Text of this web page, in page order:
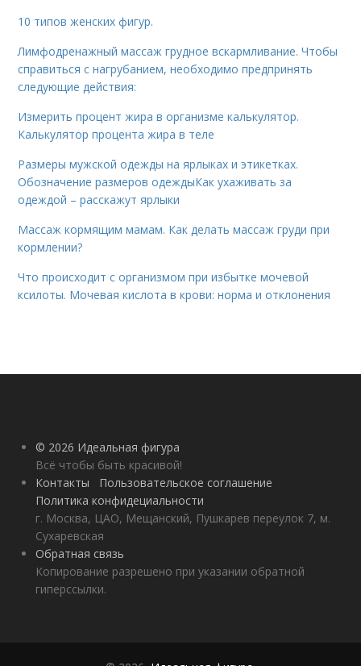
10 типов женских фигур.
Лимфодренажный массаж грудное вскармливание. Чтобы
справиться с нагрубанием, необходимо предпринять
следующие действия:
Измерить процент жира в организме калькулятор.
Калькулятор процента жира в теле
Размеры мужской одежды на ярлыках и этикетках.
Обозначение размеров одеждыКак ухаживать за
одеждой – расскажут ярлыки
Массаж кормящим мамам. Как делать массаж груди при
кормлении?
Что происходит с организмом при избытке мочевой
ксилоты. Мочевая кислота в крови: норма и отклонения
© 2026 Идеальная фигура
Всё чтобы быть красивой!
Контакты
Пользовательское соглашение
Политика конфидециальности
г. Москва, ЦАО, Мещанский, Пушкарев переулок 7, м.
Сухаревская
Обратная связь
Копирование разрешено при указании обратной
гиперссылки.